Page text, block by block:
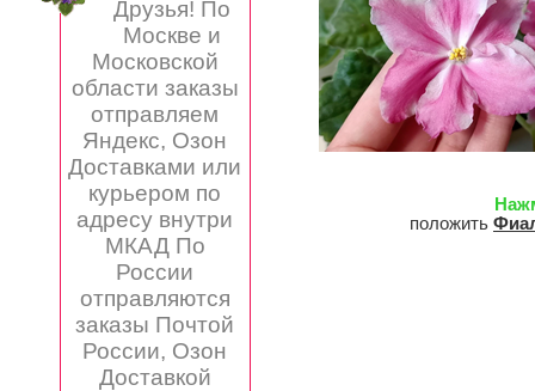
Друзья! По
Москве и
Московской
области заказы
отправляем
Яндекс, Озон
Доставками или
курьером по
адресу внутри
МКАД По
России
отправляются
заказы Почтой
России, Озон
Доставкой
положить